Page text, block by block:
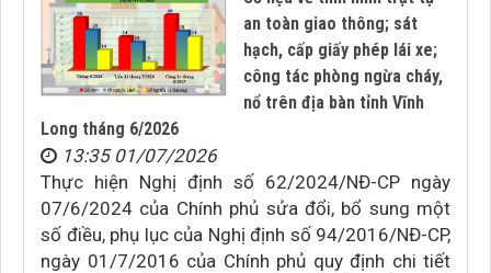
an toàn giao thông; sát
hạch, cấp giấy phép lái xe;
công tác phòng ngừa cháy,
nổ trên địa bàn tỉnh Vĩnh
Long tháng 6/2026
13:35 01/07/2026
Thực hiện Nghị định số 62/2024/NĐ-CP ngày
07/6/2024 của Chính phủ sửa đổi, bổ sung một
số điều, phụ lục của Nghị định số 94/2016/NĐ-CP,
ngày 01/7/2016 của Chính phủ quy định chi tiết